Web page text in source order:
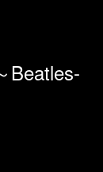
Beatles-